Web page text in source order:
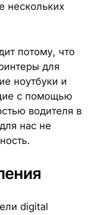
нескольких
потому, что
для
ноутбуки и
с помощью
водителя в
нас не
digital